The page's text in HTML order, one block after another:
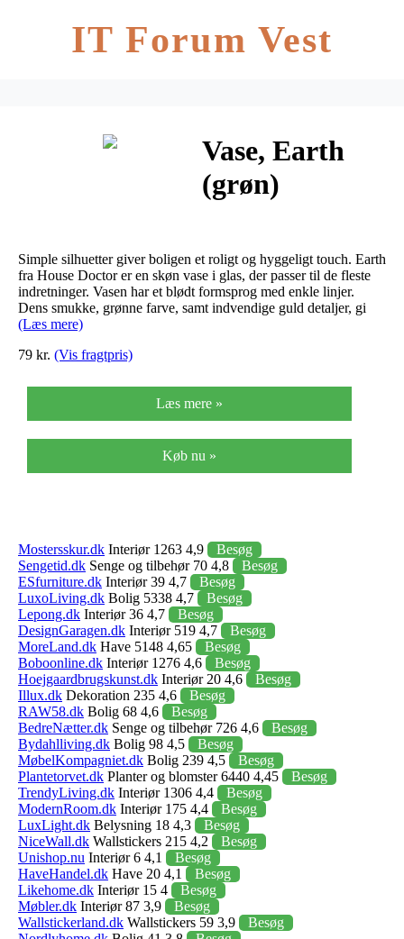
IT Forum Vest
Vase, Earth
(grøn)
Simple silhuetter giver boligen et roligt og hyggeligt touch. Earth
fra House Doctor er en skøn vase i glas, der passer til de fleste
indretninger. Vasen har et blødt formsprog med enkle linjer.
Dens smukke, grønne farve, samt indvendige guld detaljer, gi
(Læs mere)
79 kr. (Vis fragtpris)
Læs mere »
Køb nu »
Mostersskur.dk Interiør 1263 4,9
Besøg
Sengetid.dk Senge og tilbehør 70 4,8
Besøg
ESfurniture.dk Interiør 39 4,7
Besøg
LuxoLiving.dk Bolig 5338 4,7
Besøg
Lepong.dk Interiør 36 4,7
Besøg
DesignGaragen.dk Interiør 519 4,7
Besøg
MoreLand.dk Have 5148 4,65
Besøg
Boboonline.dk Interiør 1276 4,6
Besøg
Hoejgaardbrugskunst.dk Interiør 20 4,6
Besøg
Illux.dk Dekoration 235 4,6
Besøg
RAW58.dk Bolig 68 4,6
Besøg
BedreNætter.dk Senge og tilbehør 726 4,6
Besøg
Bydahlliving.dk Bolig 98 4,5
Besøg
MøbelKompagniet.dk Bolig 239 4,5
Besøg
Plantetorvet.dk Planter og blomster 6440 4,45
Besøg
TrendyLiving.dk Interiør 1306 4,4
Besøg
ModernRoom.dk Interiør 175 4,4
Besøg
LuxLight.dk Belysning 18 4,3
Besøg
NiceWall.dk Wallstickers 215 4,2
Besøg
Unishop.nu Interiør 6 4,1
Besøg
HaveHandel.dk Have 20 4,1
Besøg
Likehome.dk Interiør 15 4
Besøg
Møbler.dk Interiør 87 3,9
Besøg
Wallstickerland.dk Wallstickers 59 3,9
Besøg